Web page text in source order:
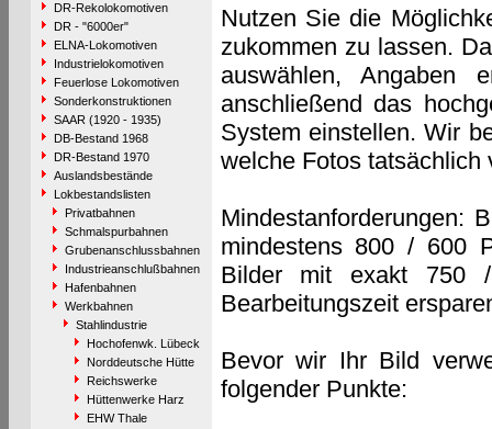
DR-Rekolokomotiven
DR - "6000er"
ELNA-Lokomotiven
Industrielokomotiven
Feuerlose Lokomotiven
Sonderkonstruktionen
SAAR (1920 - 1935)
DB-Bestand 1968
DR-Bestand 1970
Auslandsbestände
Lokbestandslisten
Privatbahnen
Schmalspurbahnen
Grubenanschlussbahnen
Industrieanschlußbahnen
Hafenbahnen
Werkbahnen
Stahlindustrie
Hochofenwk. Lübeck
Norddeutsche Hütte
Reichswerke
Hüttenwerke Harz
EHW Thale
Nutzen Sie die
zukommen zu lassen.
auswählen, Angaben
anschließend das
System einstellen. Wir
welche Fotos tatsächlich
Mindestanforderungen:
mindestens 800 / 600
Bilder mit exakt 750
Bearbeitungszeit
Bevor wir Ihr Bild
folgender Punkte: